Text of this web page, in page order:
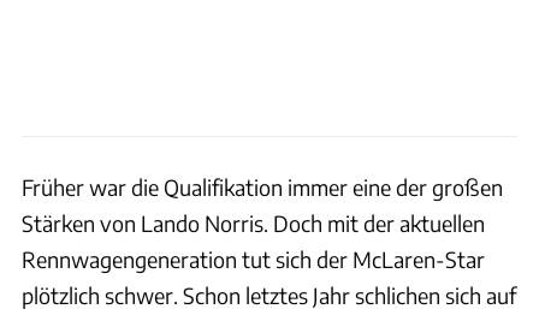
Früher war die Qualifikation immer eine der großen
Stärken von Lando Norris. Doch mit der aktuellen
Rennwagengeneration tut sich der McLaren-Star
plötzlich schwer. Schon letztes Jahr schlichen sich auf